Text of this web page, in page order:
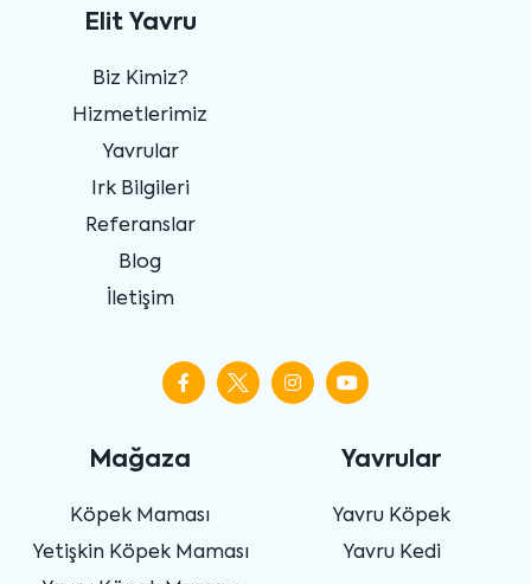
Elit Yavru
Biz Kimiz?
Hizmetlerimiz
Yavrular
Irk Bilgileri
Referanslar
Blog
İletişim
Mağaza
Köpek Maması
Yetişkin Köpek Maması
Yavrular
Yavru Köpek
Yavru Kedi